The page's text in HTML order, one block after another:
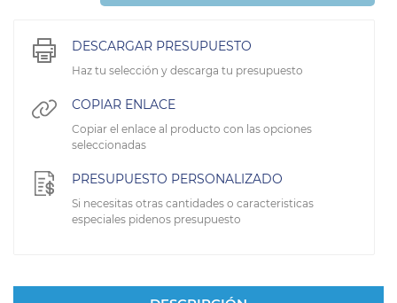
DESCARGAR PRESUPUESTO
Haz tu selección y descarga tu presupuesto
COPIAR ENLACE
Copiar el enlace al producto con las opciones
seleccionadas
PRESUPUESTO PERSONALIZADO
Si necesitas otras cantidades o caracteristicas
especiales pidenos presupuesto